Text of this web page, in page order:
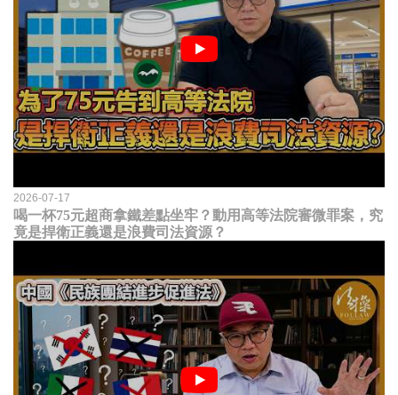
2026-07-17
喝一杯75元超商拿鐵差點坐牢？動用高等法院審微罪案，究
竟是捍衛正義還是浪費司法資源？